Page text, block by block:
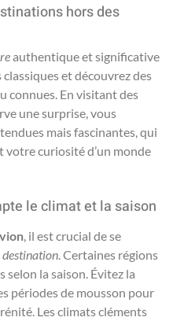
hors des
authentique et significative
et découvrez des
connues. En visitant des
une surprise, vous
mais fascinantes, qui
votre curiosité d’un monde
le climat et la saison
, il est crucial de se
destination. Certaines régions
la saison. Évitez la
périodes de mousson pour
Les climats cléments